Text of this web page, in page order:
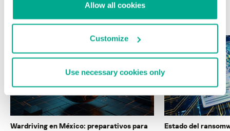
Allow all cookies
Customize
Use necessary cookies only
ÚLTIMAS PUBLICACIONES
Wardriving en México: preparativos para
Estado del